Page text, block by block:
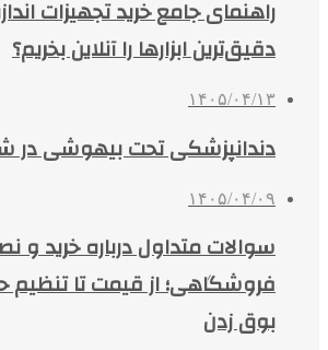
راهنمای جامع خرید تجهیزات
دقیق‌ترین ابزارها را آنلاین بخریم؟
۱۴۰۵/۰۴/۱۳
دندانپزشکی تحت بیهوشی در
۱۴۰۵/۰۴/۰۹
سوالات متداول درباره خرید و
فروشگاهی؛ از قیمت تا
بوق زدن